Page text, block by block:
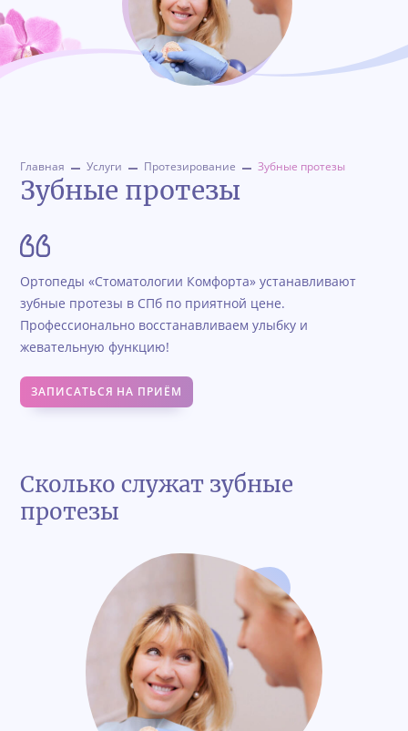
Главная Услуги Протезирование Зубные протезы
Зубные протезы
Ортопеды «Стоматологии Комфорта» устанавливают
зубные протезы в СПб по приятной цене.
Профессионально восстанавливаем улыбку и
жевательную функцию!
ЗАПИСАТЬСЯ НА ПРИЁМ
Сколько служат зубные
протезы